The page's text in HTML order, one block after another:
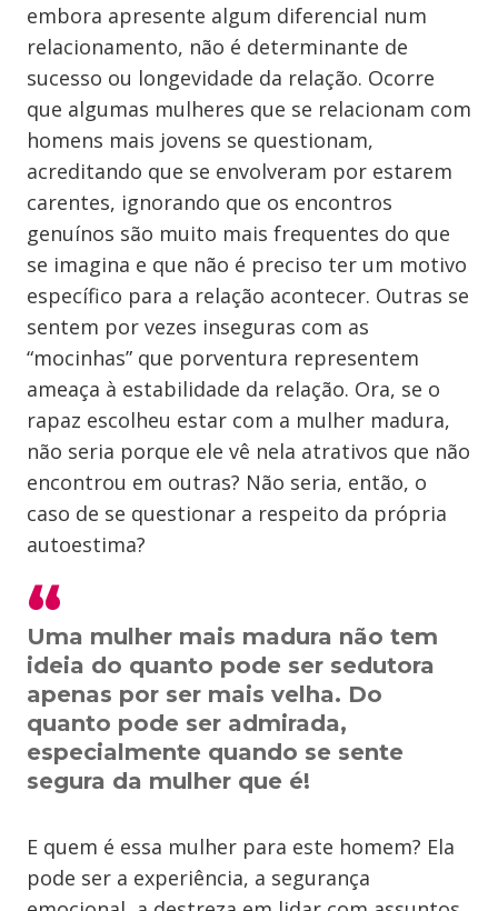
embora apresente algum diferencial num
relacionamento, não é determinante de
sucesso ou longevidade da relação. Ocorre
que algumas mulheres que se relacionam com
homens mais jovens se questionam,
acreditando que se envolveram por estarem
carentes, ignorando que os encontros
genuínos são muito mais frequentes do que
se imagina e que não é preciso ter um motivo
específico para a relação acontecer. Outras se
sentem por vezes inseguras com as
“mocinhas” que porventura representem
ameaça à estabilidade da relação. Ora, se o
rapaz escolheu estar com a mulher madura,
não seria porque ele vê nela atrativos que não
encontrou em outras? Não seria, então, o
caso de se questionar a respeito da própria
autoestima?
Uma mulher mais madura não tem
ideia do quanto pode ser sedutora
apenas por ser mais velha. Do
quanto pode ser admirada,
especialmente quando se sente
segura da mulher que é!
E quem é essa mulher para este homem? Ela
pode ser a experiência, a segurança